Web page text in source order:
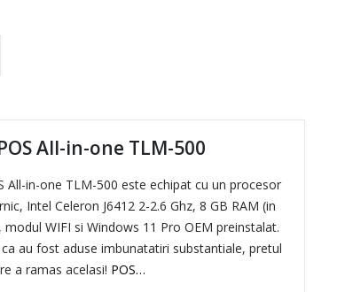
All-in-one TLM-500
All-in-one TLM-500 este echipat cu un procesor
Intel Celeron J6412 2-2.6 Ghz, 8 GB RAM (in
modul WIFI si Windows 11 Pro OEM preinstalat.
au fost aduse imbunatatiri substantiale, pretul
a ramas acelasi! POS…